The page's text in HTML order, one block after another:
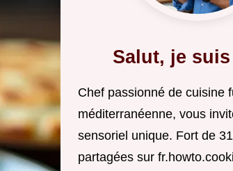
Salut, je
Chef passionné de cuisine
méditerranéenne, vous
sensoriel unique. Fort de
partagées sur